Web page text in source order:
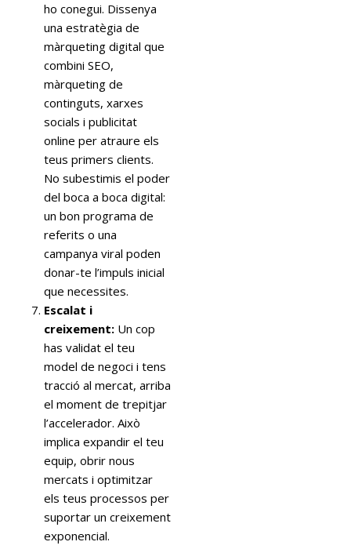
ho conegui. Dissenya
una estratègia de
màrqueting digital que
combini SEO,
màrqueting de
continguts, xarxes
socials i publicitat
online per atraure els
teus primers clients.
No subestimis el poder
del boca a boca digital:
un bon programa de
referits o una
campanya viral poden
donar-te l’impuls inicial
que necessites.
Escalat i
creixement: Un cop
has validat el teu
model de negoci i tens
tracció al mercat, arriba
el moment de trepitjar
l’accelerador. Això
implica expandir el teu
equip, obrir nous
mercats i optimitzar
els teus processos per
suportar un creixement
exponencial.